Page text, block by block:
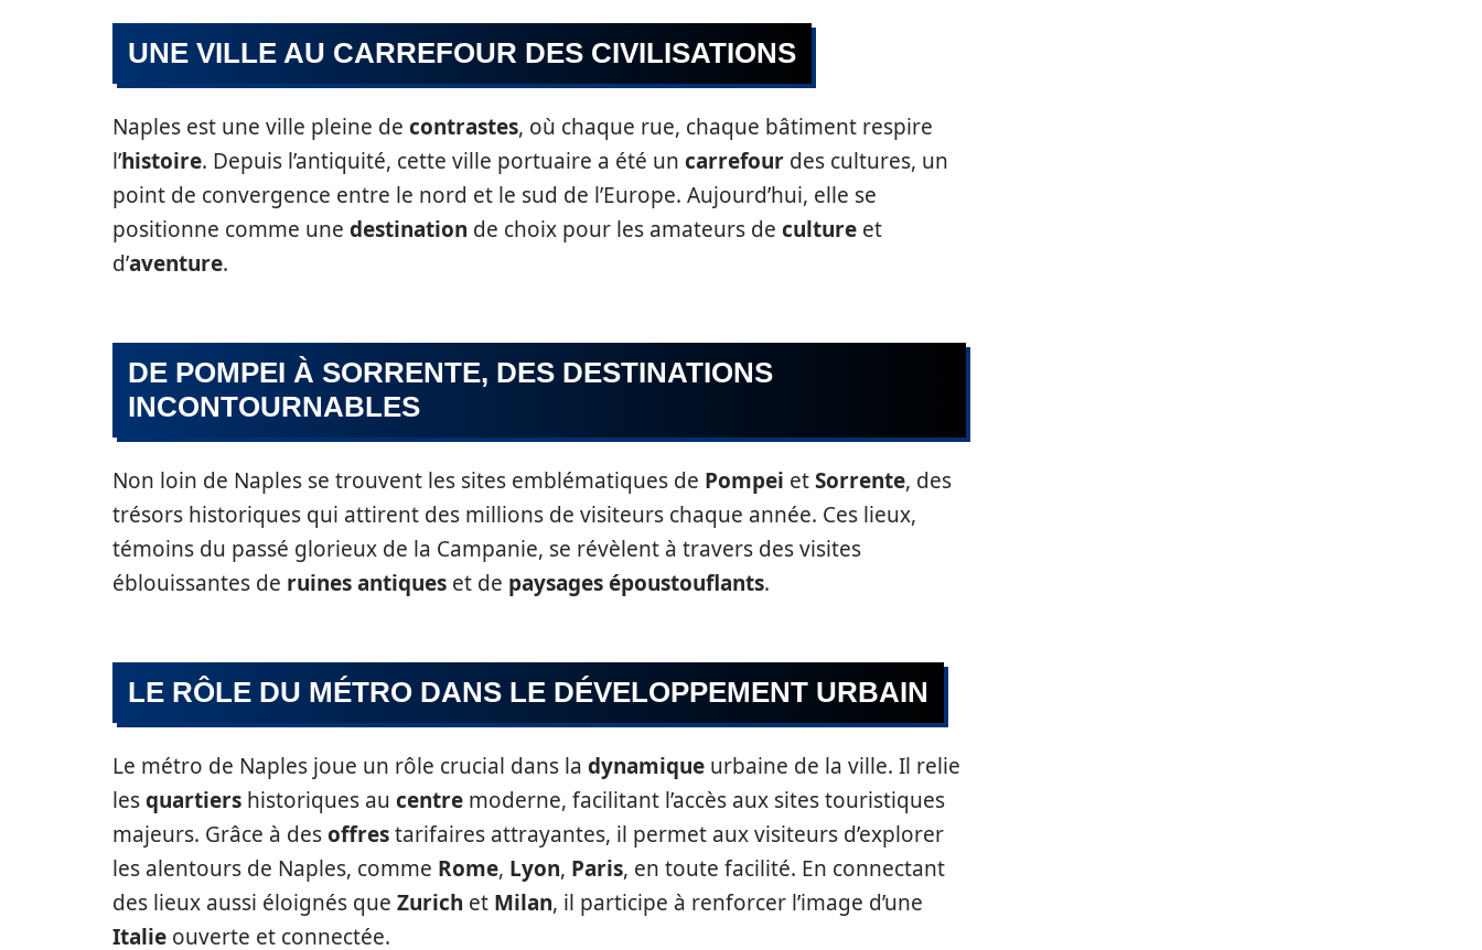
UNE VILLE AU CARREFOUR DES CIVILISATIONS
Naples est une ville pleine de contrastes, où chaque rue, chaque bâtiment respire
l’histoire. Depuis l’antiquité, cette ville portuaire a été un carrefour des cultures, un
point de convergence entre le nord et le sud de l’Europe. Aujourd’hui, elle se
positionne comme une destination de choix pour les amateurs de culture et
d’aventure.
DE POMPEI À SORRENTE, DES DESTINATIONS
INCONTOURNABLES
Non loin de Naples se trouvent les sites emblématiques de Pompei etSorrente, des
trésors historiques qui attirent des millions de visiteurs chaque année. Ces lieux,
témoins du passé glorieux de la Campanie, se révèlent à travers des visites
éblouissantes de ruines antiques et de paysages époustouflants.
LE RÔLE DU MÉTRO DANS LE DÉVELOPPEMENT URBAIN
Le métro de Naples joue un rôle crucial dans la dynamique urbaine de la ville. Il relie
lesquartiers historiques au centre moderne, facilitant l’accès aux sites touristiques
majeurs. Grâce à desoffrestarifaires attrayantes, il permet aux visiteurs d’explorer
les alentours de Naples, comme Rome, Lyon, Paris, en toute facilité. En connectant
des lieux aussi éloignés que Zurich et Milan, il participe à renforcer l’image d’une
Italie ouverte et connectée.